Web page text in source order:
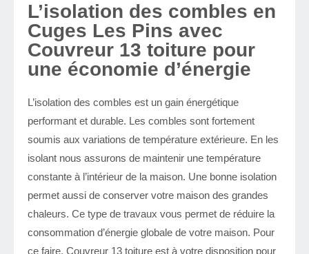
L’isolation des combles en
Cuges Les Pins avec
Couvreur 13 toiture pour
une économie d’énergie
L’isolation des combles est un gain énergétique
performant et durable. Les combles sont fortement
soumis aux variations de température extérieure. En les
isolant nous assurons de maintenir une température
constante à l’intérieur de la maison. Une bonne isolation
permet aussi de conserver votre maison des grandes
chaleurs. Ce type de travaux vous permet de réduire la
consommation d’énergie globale de votre maison. Pour
ce faire, Couvreur 13 toiture est à votre disposition pour